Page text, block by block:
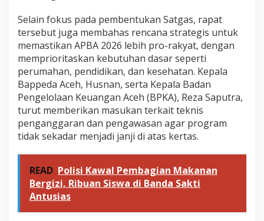
Selain fokus pada pembentukan Satgas, rapat
tersebut juga membahas rencana strategis untuk
memastikan APBA 2026 lebih pro-rakyat, dengan
memprioritaskan kebutuhan dasar seperti
perumahan, pendidikan, dan kesehatan. Kepala
Bappeda Aceh, Husnan, serta Kepala Badan
Pengelolaan Keuangan Aceh (BPKA), Reza Saputra,
turut memberikan masukan terkait teknis
penganggaran dan pengawasan agar program
tidak sekadar menjadi janji di atas kertas.
READ Polisi Kawal Pembagian Makanan
Bergizi, Ribuan Siswa di Banda Sakti
Antusias